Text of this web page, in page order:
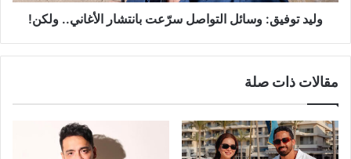
وليد توفيق: وسائل التواصل سرّعت بانتشار الأغاني.. ولكن!
مقالات ذات صلة